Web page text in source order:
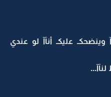
وينضحكـ عليكـ أنآآ لو عندي